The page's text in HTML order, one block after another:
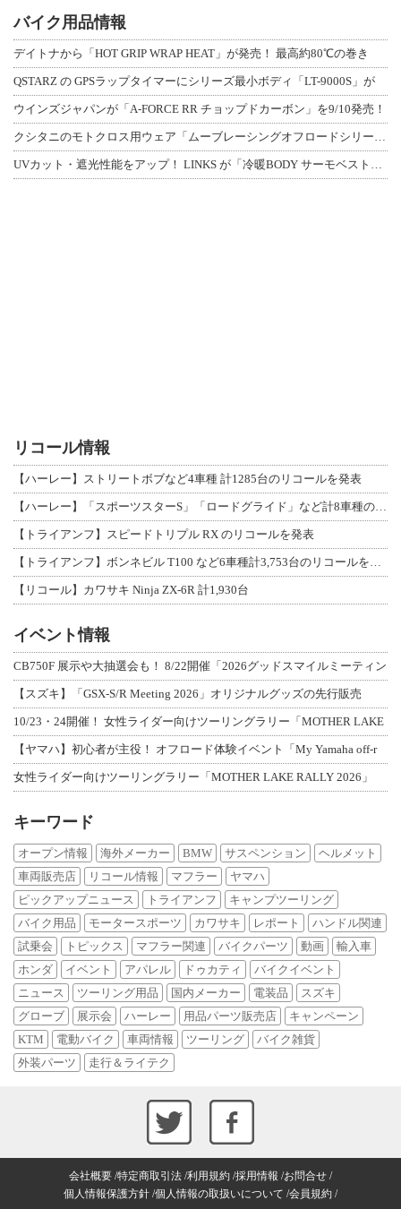
バイク用品情報
デイトナから「HOT GRIP WRAP HEAT」が発売！ 最高約80℃の巻き
QSTARZ の GPSラップタイマーにシリーズ最小ボディ「LT-9000S」が
ウインズジャパンが「A-FORCE RR チョップドカーボン」を9/10発売！
リコール情報
【ハーレー】ストリートボブなど4車種 計1285台のリコールを発表
【トライアンフ】スピードトリプル RX のリコールを発表
【リコール】カワサキ Ninja ZX-6R 計1,930台
イベント情報
CB750F 展示や大抽選会も！ 8/22開催「2026グッドスマイルミーティン
【スズキ】「GSX-S/R Meeting 2026」オリジナルグッズの先行販売
10/23・24開催！ 女性ライダー向けツーリングラリー「MOTHER LAKE
【ヤマハ】初心者が主役！ オフロード体験イベント「My Yamaha off-r
女性ライダー向けツーリングラリー「MOTHER LAKE RALLY 2026」
キーワード
オープン情報 海外メーカー BMW サスペンション
ヘルメット
車両販売店
リコール情報 マフラー
ヤマハ
ピックアップニュース
トライアンフ
キャンプツーリング
バイク用品
モータースポーツ カワサキ レポート
ハンドル関連
試乗会
トピックス マフラー関連 バイクパーツ 動画
輸入車
ホンダ
イベント アパレル ドゥカティ
バイクイベント
ニュース
ツーリング用品 国内メーカー 電装品
スズキ
グローブ
展示会 ハーレー 用品パーツ販売店
キャンペーン
KTM
電動バイク 車両情報 ツーリング
バイク雑貨
外装パーツ
走行＆ライテク
会社概要 特定商取引法 利用規約 採用情報 お問合せ
個人情報保護方針 個人情報の取扱いについて 会員規約